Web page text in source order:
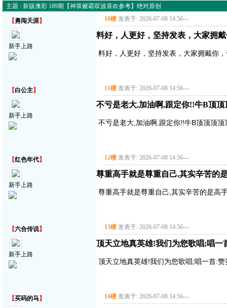
主题 : 新版澳彩 189期【神算赌霸双波喜欢参考】绝对原创
【勇闯天涯】
新手上路
10楼 发表于: 2026-07-08 14:56---
料好，人更好，坚持发表，大家拥
料好，人更好，坚持发表，大家拥戴你
【白公主】
新手上路
11楼 发表于: 2026-07-08 14:56---
不亏是老大,加油啊,跟定你!!牛B顶顶
不亏是老大,加油啊,跟定你!!牛B顶顶顶顶
【红色年代】
新手上路
12楼 发表于: 2026-07-08 14:56---
尊重高手就是尊重自己,其实辛苦的
尊重高手就是尊重自己,其实辛苦的是高
【六合传说】
新手上路
13楼 发表于: 2026-07-08 14:56---
顶天立地真英雄!我们为您歌唱;唱一
顶天立地真英雄!我们为您歌唱;唱一首:
【买码的马 】 14楼 发表于: 2026-07-08 14:56---